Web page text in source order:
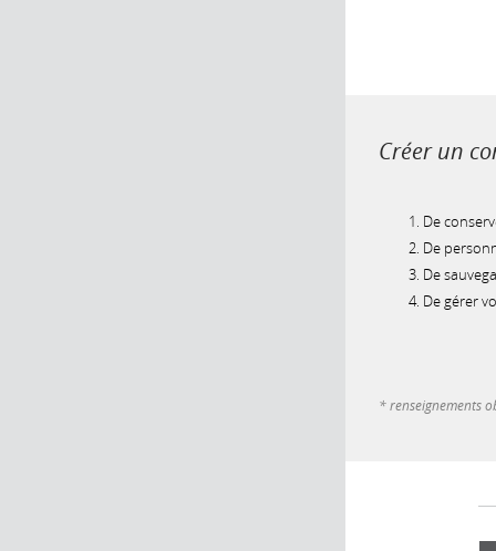
Créer un
De
De
De
De gérer
* renseignements